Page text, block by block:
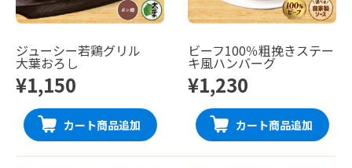
ジューシー若鶏グリル
大葉おろし
¥1,150
カート商品追加
ビーフ100％粗挽きステー
キ風ハンバーグ
¥1,230
カート商品追加